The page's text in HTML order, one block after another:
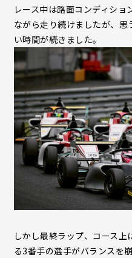
レース中は路面コンディシ
ながら走り続けましたが、
い時間が続きました。
しかし最終ラップ、コース
る3番手の選手がバランスを